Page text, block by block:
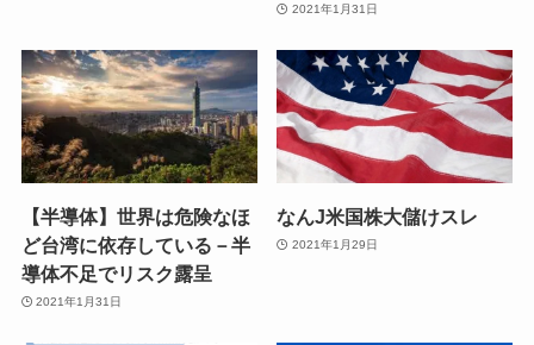
2021年1月31日
【半導体】世界は危険なほ
ど台湾に依存している－半
導体不足でリスク露呈
2021年1月31日
なんJ米国株大儲けスレ
2021年1月29日